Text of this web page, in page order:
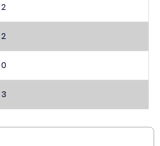
2
2
0
3